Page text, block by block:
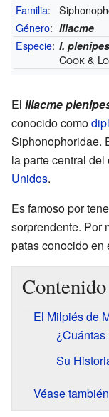
Familia:
Género: Illacme
Especie: I. plenipes
Cook &
El Illacme
conocido como
Siphonophoridae.
la parte central del
Unidos.
Es famoso por
sorprendente. Por
patas conocido en
Contenido
El Milpiés de
¿Cuántas
Su
Véase también